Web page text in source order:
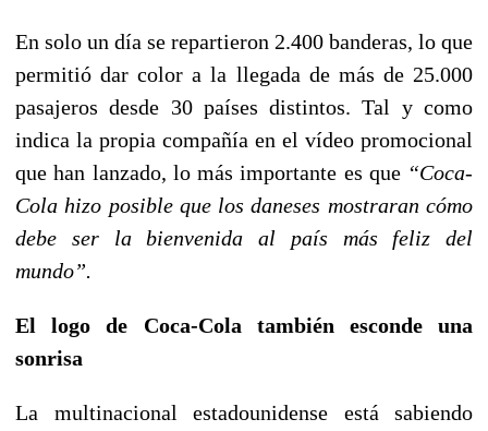
En solo un día se repartieron 2.400 banderas, lo que
permitió dar color a la llegada de más de 25.000
pasajeros desde 30 países distintos. Tal y como
indica la propia compañía en el vídeo promocional
que han lanzado, lo más importante es que “Coca-
Cola hizo posible que los daneses mostraran cómo
debe ser la bienvenida al país más feliz del
mundo”.
El logo de Coca-Cola también esconde una
sonrisa
La multinacional estadounidense está sabiendo